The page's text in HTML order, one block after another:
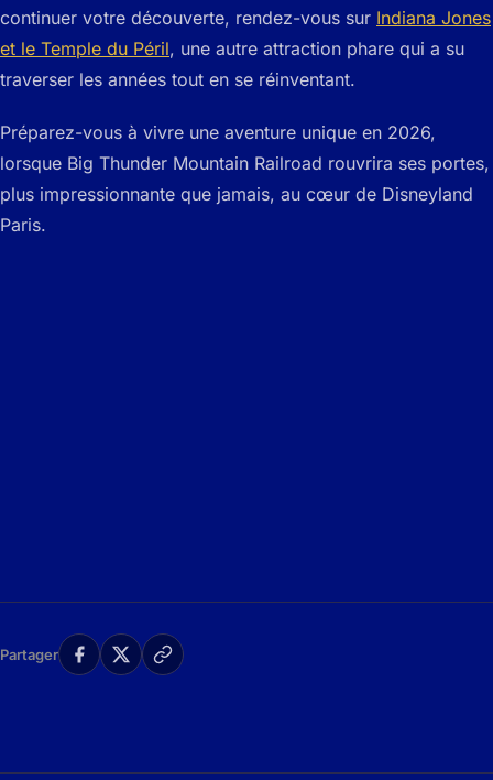
continuer votre découverte, rendez-vous sur Indiana Jones
et le Temple du Péril, une autre attraction phare qui a su
traverser les années tout en se réinventant.
Préparez-vous à vivre une aventure unique en 2026,
lorsque Big Thunder Mountain Railroad rouvrira ses portes,
plus impressionnante que jamais, au cœur de Disneyland
Paris.
Partager